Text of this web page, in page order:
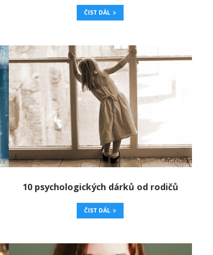
ČIST DÁL
10 psychologických dárků od rodičů
ČIST DÁL